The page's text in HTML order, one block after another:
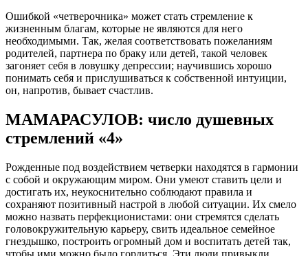
Ошибкой «четверочника» может стать стремление к
жизненным благам, которые не являются для него
необходимыми. Так, желая соответствовать пожеланиям
родителей, партнера по браку или детей, такой человек
загоняет себя в ловушку депрессии; научившись хорошо
понимать себя и прислушиваться к собственной интуиции,
он, напротив, бывает счастлив.
МАМАРАСУЛОВ: число душевных
стремлений «4»
Рожденные под воздействием четверки находятся в гармонии
с собой и окружающим миром. Они умеют ставить цели и
достигать их, неукоснительно соблюдают правила и
сохраняют позитивный настрой в любой ситуации. Их смело
можно назвать перфекционистами: они стремятся сделать
головокружительную карьеру, свить идеальное семейное
гнездышко, построить огромный дом и воспитать детей так,
чтобы ими можно было гордиться. Эти люди привыкли